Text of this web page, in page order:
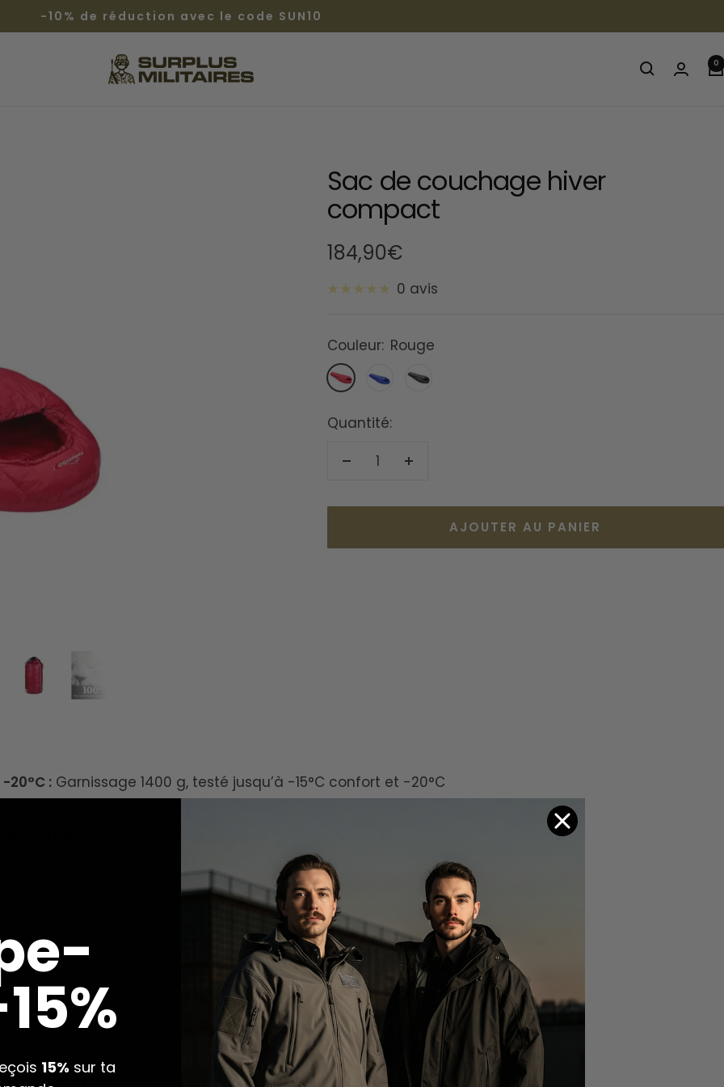
-10% de réduction avec le code SUN10
Surplus
Militaires®
0
Sac de couchage hiver
compact
Prix
de
184,90€
0 avis
Couleur: Rouge
RougeBleu Noir
Quantité:
Réduire
Augmenter
quantitéAJOUTER AU PANIER
20°C :Garnissage 1400 g, testé jusqu’à -15°C confort et -20°C
1,65 kg sur la balance, compressé à 25x25 cm. Il prend
Nylon 20D dehors et dedans. Léger, respirant, doux, et prêt pour les
hostile.
:Haute montagne, trek arctique ou bivouac dans la neige – il a été
assume.
15% sur ta